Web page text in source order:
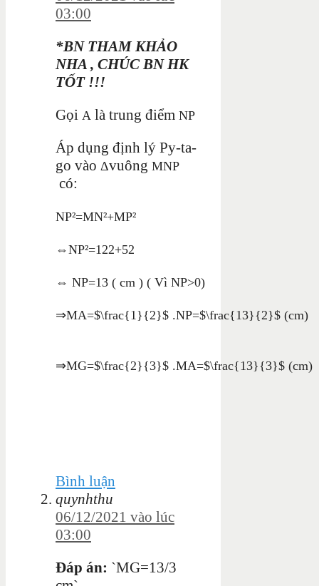
03:00
*BN THAM KHẢO
NHA , CHÚC BN HK
TỐT !!!
Gọi A là trung điểm NP
Áp dụng định lý Py-ta-
go vào Δvuông MNP
có:
NP²=MN²+MP²
⇔NP²=122+52
⇔ NP=13 ( cm ) ( Vì NP>0)
⇒MA=$\frac{1}{2}$ .NP=$\frac{13}{2}$ (cm)
⇒MG=$\frac{2}{3}$ .MA=$\frac{13}{3}$ (cm)
Bình luận
quynhthu
06/12/2021 vào lúc
03:00
Đáp án: `MG=13/3